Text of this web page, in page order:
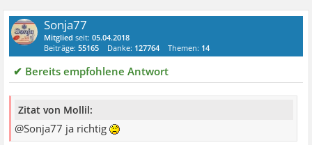
Sonja77
Mitglied seit:05.04.2018
Beiträge:55165 Danke: 127764 Themen: 14
✔ Bereits empfohlene Antwort
Zitat von Mollil:
@Sonja77 ja richtig